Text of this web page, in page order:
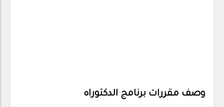
وصف مقررات برنامج الدكتوراه